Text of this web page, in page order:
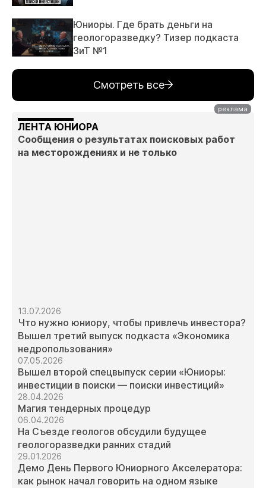
Юниоры. Где брать деньги на
геологоразведку? Тизер подкаста
ЗиТ №1
Смотреть все
ЛЕНТА ЮНИОРА
Сообщения о результатах поисковых работ
на месторождениях и не только
13.07.2026
Что нужно юниору, чтобы привлечь инвестора?
Вышел третий выпуск подкаста «Экономика
недропользования»
07.05.2026
Вышел второй спецвыпуск серии «Юниоры:
инвестиции в поиски — поиски инвестиций»
28.04.2026
Магия тендерных процедур
06.04.2026
На Съезде геологов обсудили будущее
геологоразведки ранних стадий
29.01.2026
Демо День Первого Юниорного Акселератора:
как рынок начал говорить на одном языке